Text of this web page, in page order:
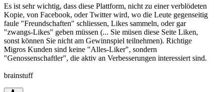
Es ist sehr wichtig, dass diese Plattform, nicht zu einer verblödeten
Kopie, von Facebook, oder Twitter wird, wo die Leute gegenseitig
faule "Freundschaften" schliessen, Likes sammeln, oder gar
"zwangs-Likes" geben müssen (... Sie müsen diese Seite Liken,
sonst können Sie nicht am Gewinnspiel teilnehmen). Richtige
Migros Kunden sind keine "Alles-Liker", sondern
"Genossenschaftler", die aktiv an Verbesserungen interessiert sind.
brainstuff